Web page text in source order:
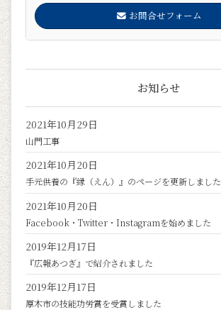
お問合せフォーム
お知らせ
2021年10月29日
山門工事
2021年10月20日
手元供養の『縁（えん）』のページを更新しました
2021年10月20日
Facebook・Twitter・Instagramを始めました
2019年12月17日
『広報あつぎ』で紹介されました
2019年12月17日
厚木市の技能功労賞を受賞しました